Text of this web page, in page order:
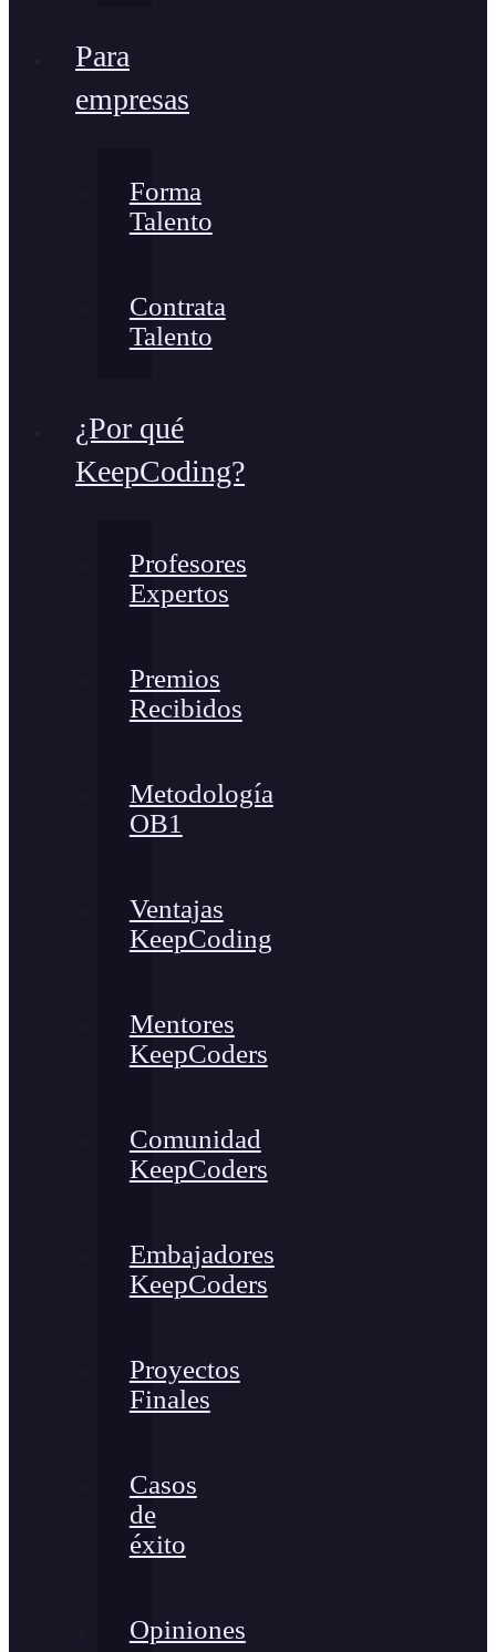
Para
empresas
Forma
Talento
Contrata
Talento
¿Por qué
KeepCoding?
Profesores
Expertos
Premios
Recibidos
Metodología
OB1
Ventajas
KeepCoding
Mentores
KeepCoders
Comunidad
KeepCoders
Embajadores
KeepCoders
Proyectos
Finales
Casos
de
éxito
Opiniones